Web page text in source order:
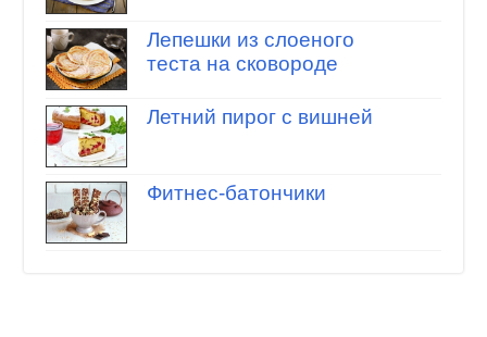
Лепешки из слоеного
теста на сковороде
Летний пирог с вишней
Фитнес-батончики